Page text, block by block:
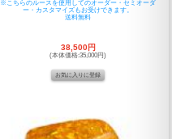
※こちらのルースを使用してのオーダー・セミオーダ
ー・カスタマイズもお受けできます。
送料無料
38,500円
(本体価格:35,000円)